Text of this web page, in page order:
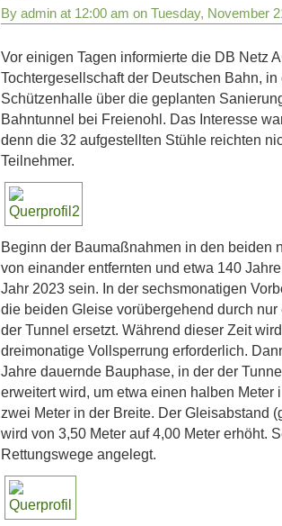
By admin at 12:00 am on Tuesday, November
Vor einigen Tagen informierte die DB Netz
Tochtergesellschaft der Deutschen Bahn,
Schützenhalle über die geplanten
Bahntunnel bei Freienohl. Das Interesse
denn die 32 aufgestellten Stühle reichten
Teilnehmer.
Beginn der Baumaßnahmen in den beiden
von einander entfernten und etwa 140
Jahr 2023 sein. In der sechsmonatigen
die beiden Gleise vorübergehend durch
der Tunnel ersetzt. Während dieser Zeit
dreimonatige Vollsperrung erforderlich.
Jahre dauernde Bauphase, in der der
erweitert wird, um etwa einen halben Meter
zwei Meter in der Breite. Der Gleisabstand
wird von 3,50 Meter auf 4,00 Meter erhöht.
Rettungswege angelegt.